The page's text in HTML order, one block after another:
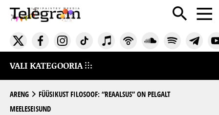
VALI KATEGOORIA
ARENG
FÜÜSIKUST FILOSOOF: “REAALSUS” ON PELGALT
MEELESEISUND